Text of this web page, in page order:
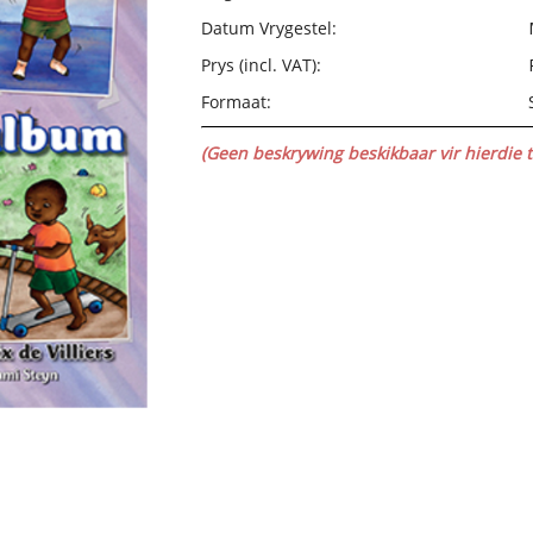
Datum Vrygestel:
Prys (incl. VAT):
Formaat:
(Geen beskrywing beskikbaar vir hierdie